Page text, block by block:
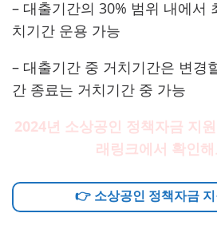
– 대출기간의 30% 범위 내에서
치기간 운용 가능
– 대출기간 중 거치기간은 변경
간 종료는 거치기간 중 가능
2024년 소상공인 정책자금 지
래링크에서 확인
👉 소상공인 정책자금